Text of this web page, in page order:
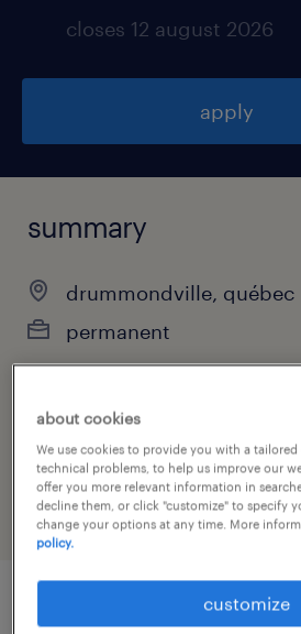
closes 12 august 2026
apply
summary
drummondville, québec
permanent
customer service & call
about cookies
We use cookies to provide you with a
technical problems, to help us improve our
offer you more relevant information in
decline them, or click "customize" to specify
change your options at any time. More
policy.
customize